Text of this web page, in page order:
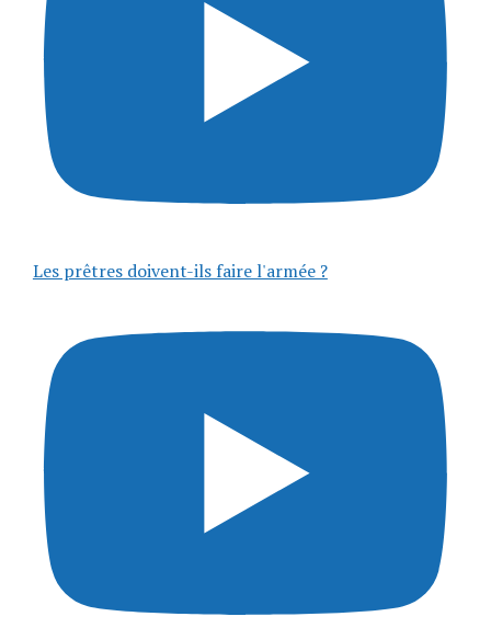
Les prêtres doivent-ils faire l'armée ?